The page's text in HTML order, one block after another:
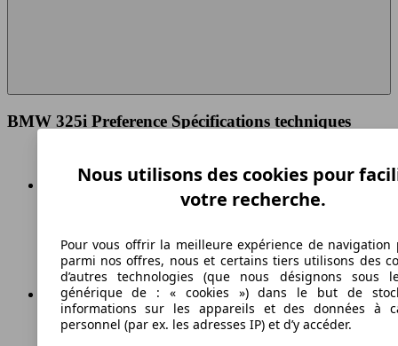
BMW 325i Preference Spécifications techniques
Vitesse maximale
Essence
Nous utilisons des cookies pour
votre recherche.
Pour vous offrir la meilleure expérience de navigation
parmi nos offres, nous et certains tiers utilisons des
d’autres technologies (que nous désignons sous
générique de : « cookies ») dans le but de
informations sur les appareils et des données à
personnel (par ex. les adresses IP) et d’y accéder.